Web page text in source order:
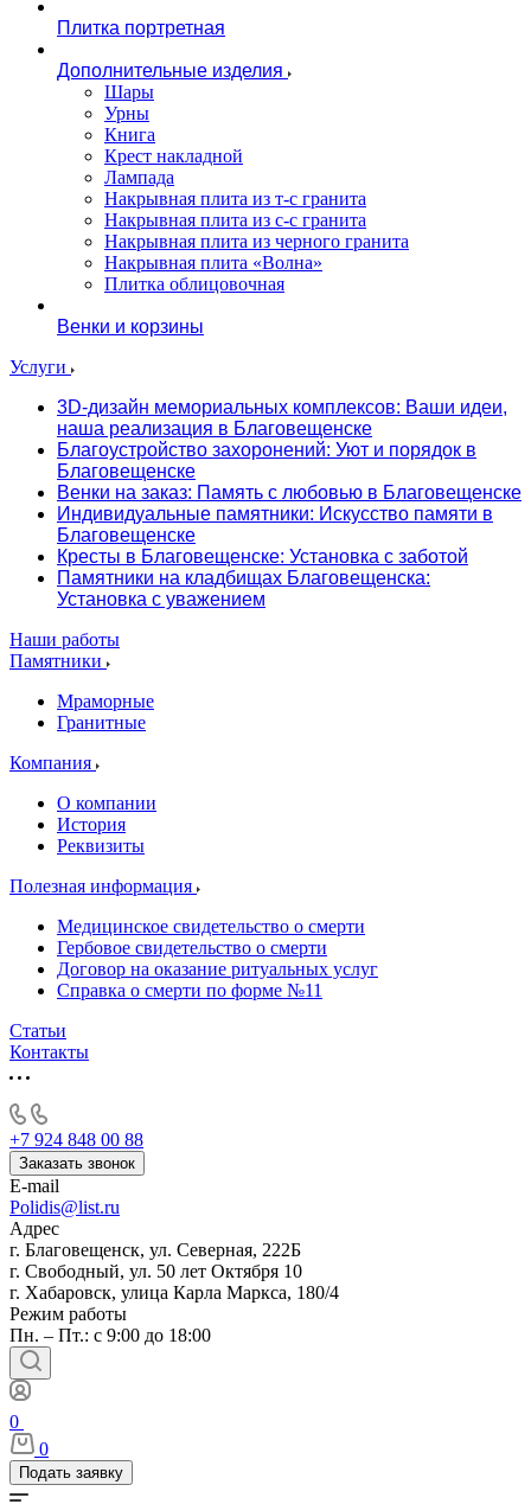
Плитка портретная
Дополнительные изделия
Шары
Урны
Книга
Крест накладной
Лампада
Накрывная плита из т-с гранита
Накрывная плита из с-с гранита
Накрывная плита из черного гранита
Накрывная плита «Волна»
Плитка облицовочная
Венки и корзины
Услуги
3D-дизайн мемориальных комплексов: Ваши идеи,
наша реализация в Благовещенске
Благоустройство захоронений: Уют и порядок в
Благовещенске
Венки на заказ: Память с любовью в Благовещенске
Индивидуальные памятники: Искусство памяти в
Благовещенске
Кресты в Благовещенске: Установка с заботой
Памятники на кладбищах Благовещенска:
Установка с уважением
Наши работы
Памятники
Мраморные
Гранитные
Компания
О компании
История
Реквизиты
Полезная информация
Медицинское свидетельство о смерти
Гербовое свидетельство о смерти
Договор на оказание ритуальных услуг
Справка о смерти по форме №11
Статьи
Контакты
+7 924 848 00 88
Заказать звонок
E-mail
Polidis@list.ru
Адрес
г. Благовещенск, ул. Северная, 222Б
г. Свободный, ул. 50 лет Октября 10
г. Хабаровск, улица Карла Маркса, 180/4
Режим работы
Пн. – Пт.: с 9:00 до 18:00
0
0
Подать заявку